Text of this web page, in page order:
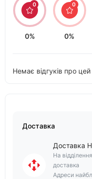
0
0%
0
0%
Немає відгуків про
Доставка
Доставка
На
доставка
Адреси